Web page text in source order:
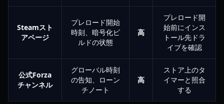
Steamスト
アページ
プレロード開始
時刻、暗号化ビ
ルドの状態
高
プレロード開
始前にインス
トール先ドラ
イブを確認
公式Forza
チャンネル
グローバル時刻
の告知、ローン
チノート
高
ストア上のタ
イマーと照合
する